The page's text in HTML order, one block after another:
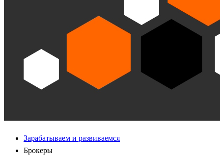
Зарабатываем и развиваемся
Брокеры